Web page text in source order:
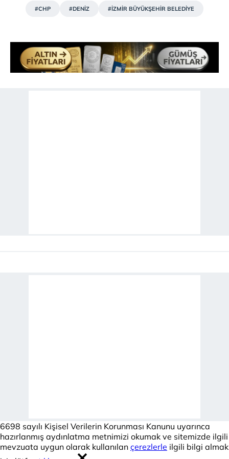
#CHP #DENİZ #İZMİR BÜYÜKŞEHİR BELEDİYE
6698 sayılı Kişisel Verilerin Korunması Kanunu uyarınca
hazırlanmış aydınlatma metnimizi okumak ve sitemizde ilgili
mevzuata uygun olarak kullanılan çerezlerle ilgili bilgi almak